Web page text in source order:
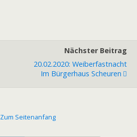
Nächster Beitrag
20.02.2020: Weiberfastnacht
Im Bürgerhaus Scheuren
Zum Seitenanfang